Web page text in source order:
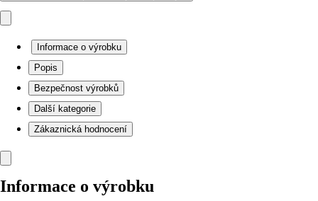
Informace o výrobku
Popis
Bezpečnost výrobků
Další kategorie
Zákaznická hodnocení
Informace o výrobku